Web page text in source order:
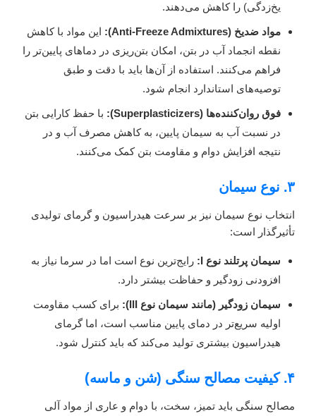
یخ‌زدگی) را کاهش می‌دهند.
مواد ضدیخ (Anti-Freeze Admixtures):
این مواد با کاهش
نقطه انجماد آب در بتن، امکان بتن‌ریزی در دماهای پایین‌تر را
فراهم می‌کنند. استفاده از آن‌ها باید با دقت و طبق
توصیه‌های استاندارد انجام شود.
فوق روان‌کننده‌ها (Superplasticizers):
با حفظ کارایی بتن
در نسبت آب به سیمان پایین، به کاهش مصرف آب و در
نتیجه افزایش دوام و مقاومت بتن کمک می‌کنند.
۳. نوع سیمان
انتخاب نوع سیمان نیز بر سرعت هیدراسیون و گرمای تولیدی
تأثیرگذار است:
سیمان پرتلند نوع I:
رایج‌ترین نوع است اما در سرما نیاز به
افزودنی زودگیر و حفاظت بیشتر دارد.
سیمان زودگیر (مانند سیمان نوع III):
برای کسب مقاومت
اولیه سریع‌تر در دمای پایین مناسب است، اما گرمای
هیدراسیون بیشتری تولید می‌کند که باید کنترل شود.
۴. کیفیت مصالح سنگی (شن و ماسه)
مصالح سنگی باید تمیز، سخت، با دوام و عاری از مواد آلی